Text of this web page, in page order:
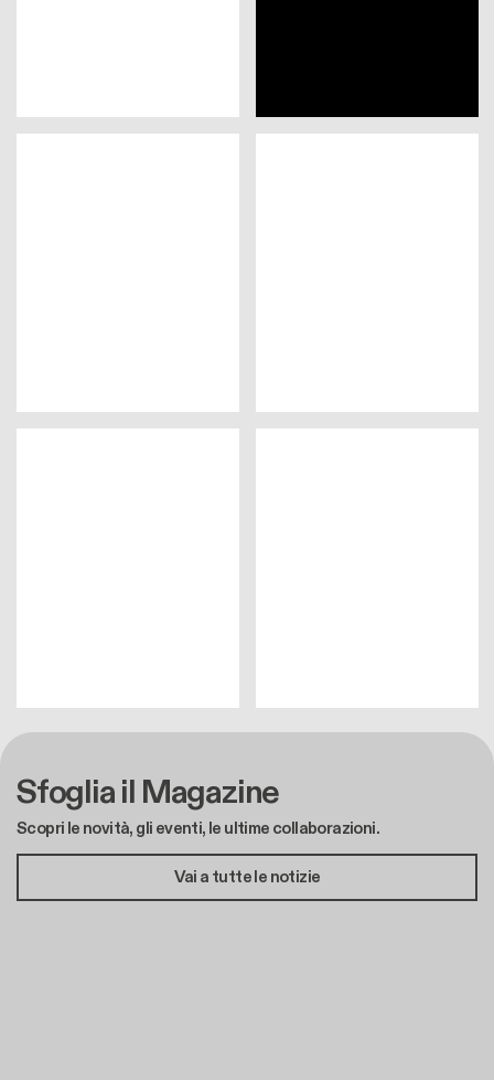
Sfoglia il Magazine
Scopri le novità, gli eventi, le ultime collaborazioni.
Vai a tutte le notizie